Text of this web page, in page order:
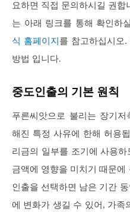
요하면 직접 문의하시길 권
는 아래 링크를 통해 확인하
식 홈페이지 를 참고하십시오
방법 입니다.
중도인출의 기본 원칙
푸른씨앗으로 불리는 장기
해진 특정 사유에 한해 허용
리금의 일부를 조기에 사용
금액에 영향을 미치기 때문에
인출을 선택하면 남은 기간
에 변화가 생길 수 있어, 가족